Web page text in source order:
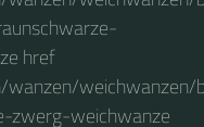
href
zwerg-weichwanze